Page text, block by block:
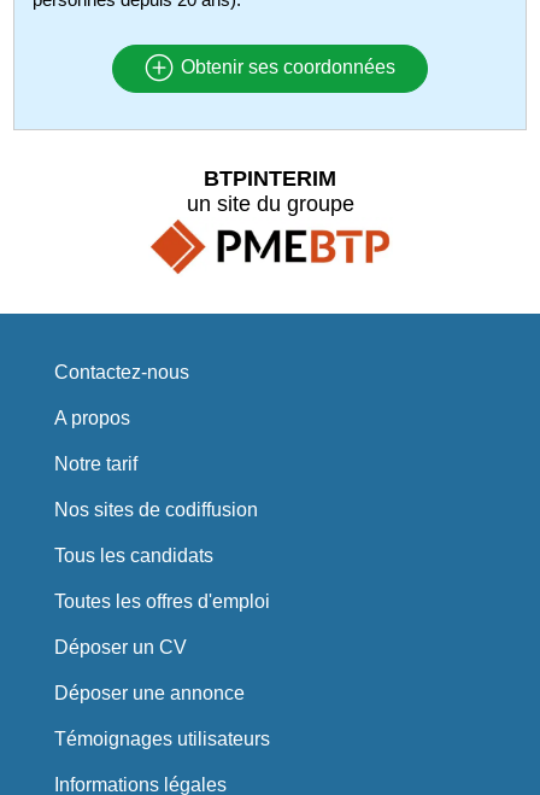
Obtenir ses coordonnées
BTPINTERIM
un site du groupe
Contactez-nous
A propos
Notre tarif
Nos sites de codiffusion
Tous les candidats
Toutes les offres d'emploi
Déposer un CV
Déposer une annonce
Témoignages utilisateurs
Informations légales